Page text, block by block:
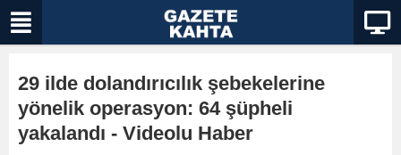
29 ilde dolandırıcılık şebekelerine
yönelik operasyon: 64 şüpheli
yakalandı - Videolu Haber